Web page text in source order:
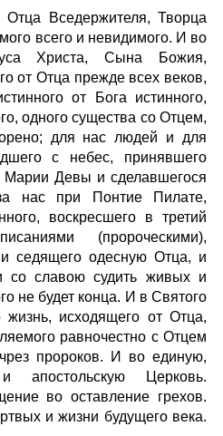
Вседержителя, Творца
всего и невидимого. И во
Христа, Сына Божия,
от Отца прежде всех веков,
от Бога истинного,
одного существа со Отцем,
для нас людей и для
с небес, принявшего
Марии Девы и сделавшегося
нас при Понтие Пилате,
воскресшего в третий
(пророческими),
седящего одесную Отца, и
со славою судить живых и
не будет конца. И в Святого
исходящего от Отца,
равночестно с Отцем
пророков. И во единую,
апостольскую Церковь.
во оставление грехов.
и жизни будущего века.